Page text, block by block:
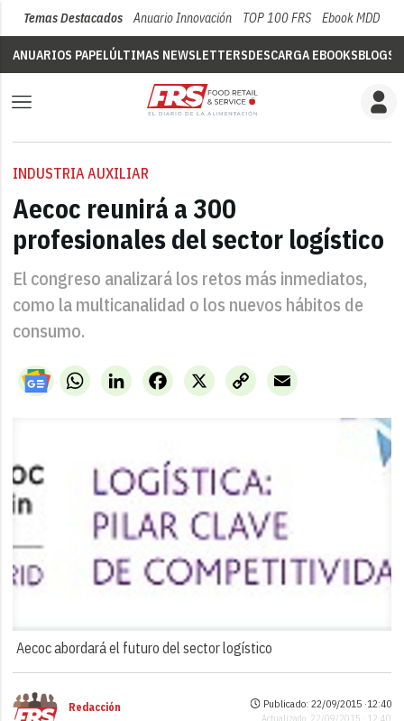
Temas Destacados Anuario Innovación TOP 100 FRS Ebook MDD
ANUARIOS PAPELÚLTIMAS NEWSLETTERSDESCARGA EBOOKSBLOGS
INDUSTRIA AUXILIAR
Aecoc reunirá a 300
profesionales del sector logístico
El congreso analizará los retos más inmediatos,
como la multicanalidad o los nuevos hábitos de
consumo.
WhatsAppLinkedIn X
Facebook
Copy
Link
Email
Aecoc abordará el futuro del sector logístico
Redacción Publicado: 22/09/2015 ·12:40
Actualizado: 22/09/2015 · 12:40